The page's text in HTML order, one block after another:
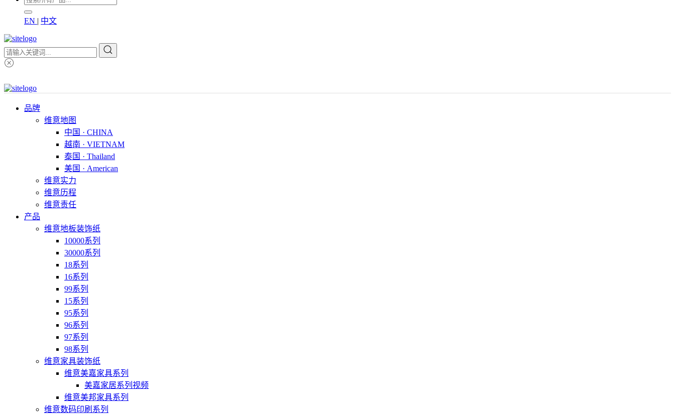
EN | 中文
品牌
维意地图
中国 · CHINA
越南 · VIETNAM
泰国 · Thailand
美国 · American
维意实力
维意历程
维意责任
产品
维意地板装饰纸
10000系列
30000系列
18系列
16系列
99系列
15系列
95系列
96系列
97系列
98系列
维意家具装饰纸
维意美嘉家具系列
美嘉家居系列视频
维意美邦家具系列
维意数码印刷系列